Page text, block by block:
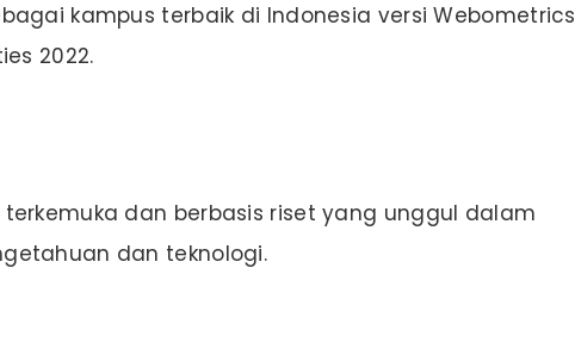
kampus terbaik di Indonesia versi Webometrics
2022.
terkemuka dan berbasis riset yang unggul dalam
dan teknologi.